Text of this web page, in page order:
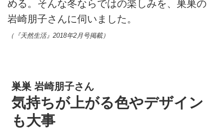
める。そんな冬ならではの楽しみを、巣巣の
岩崎朋子さんに伺いました。
（『天然生活』2018年2月号掲載）
巣巣 岩崎朋子さん
気持ちが上がる色やデザイン
も大事